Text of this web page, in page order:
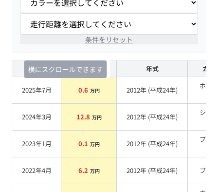
条件をリセット
横にスクロールできます
査定時期 セルカ実績 年式 カラ
2025年7月 0.6 万円 2012年 (平成24年)
ホワ
2024年3月 12.8 万円 2012年 (平成24年)
シル
2023年1月 0.1 万円 2012年 (平成24年)
ブラ
2022年4月 6.2 万円 2012年 (平成24年) ブルー